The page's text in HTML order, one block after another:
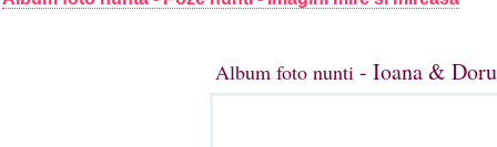
Album foto nunti - Ioana &